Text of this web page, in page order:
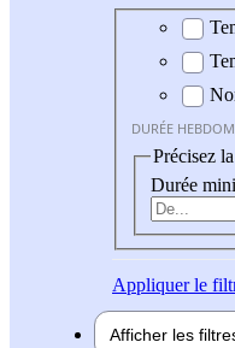
Durée
DURÉE
Précisez
Durée
Appliquerle
Afficher les